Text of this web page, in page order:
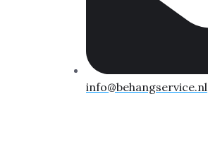
info@behangservice.nl